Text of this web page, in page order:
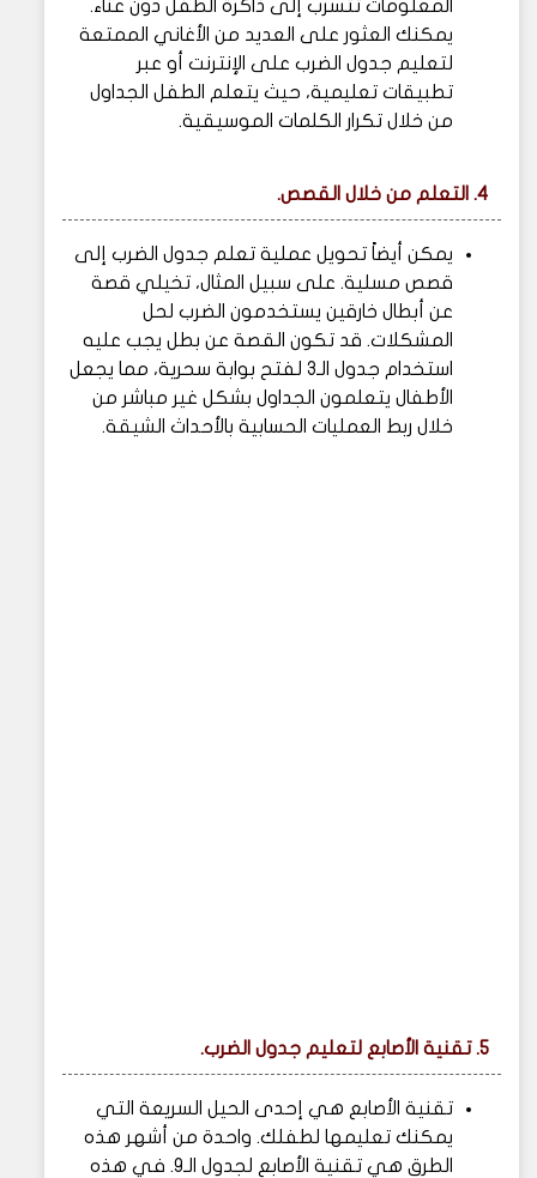
المعلومات تتسرب إلى ذاكرة الطفل دون عناء.
يمكنك العثور على العديد من الأغاني الممتعة
لتعليم جدول الضرب على الإنترنت أو عبر
تطبيقات تعليمية، حيث يتعلم الطفل الجداول
من خلال تكرار الكلمات الموسيقية.
4. التعلم من خلال القصص.
يمكن أيضاً تحويل عملية تعلم جدول الضرب إلى
قصص مسلية. على سبيل المثال، تخيلي قصة
عن أبطال خارقين يستخدمون الضرب لحل
المشكلات. قد تكون القصة عن بطل يجب عليه
استخدام جدول الـ3 لفتح بوابة سحرية، مما يجعل
الأطفال يتعلمون الجداول بشكل غير مباشر من
خلال ربط العمليات الحسابية بالأحداث الشيقة.
5. تقنية الأصابع لتعليم جدول الضرب.
تقنية الأصابع هي إحدى الحيل السريعة التي
يمكنك تعليمها لطفلك. واحدة من أشهر هذه
الطرق هي تقنية الأصابع لجدول الـ9. في هذه